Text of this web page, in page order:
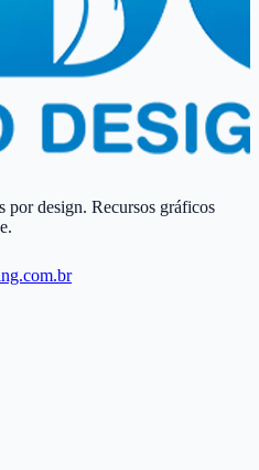
por design. Recursos gráficos